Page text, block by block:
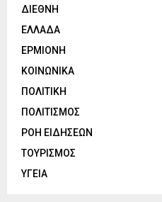
ΔΙΕΘΝΗ
ΕΛΛΑΔΑ
ΕΡΜΙΟΝΗ
ΚΟΙΝΩΝΙΚΑ
ΠΟΛΙΤΙΚΗ
ΠΟΛΙΤΙΣΜΟΣ
ΡΟΗ ΕΙΔΗΣΕΩΝ
ΤΟΥΡΙΣΜΟΣ
ΥΓΕΙΑ